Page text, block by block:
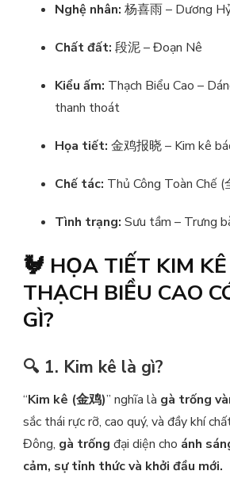
Nghệ nhân: 杨喜雨 – Dương
Chất đất: 段泥 – Đoạn Nê
Kiểu ấm: Thạch Biểu Cao –
thanh thoát
Họa tiết: 金鸡报晓 – Kim kê
Chế tác: Thủ Công Toàn Chế (
Tình trạng: Sưu tầm – Trưng
🐓 HỌA TIẾT KIM
THẠCH BIỀU CAO
GÌ?
🔍 1. Kim kê là gì?
“Kim kê (金鸡)” nghĩa là gà trống
sắc thái rực rỡ, cao quý, và đầy khí
Đông, gà trống đại diện cho ánh
cảm, sự tỉnh thức và khởi đầu mới.